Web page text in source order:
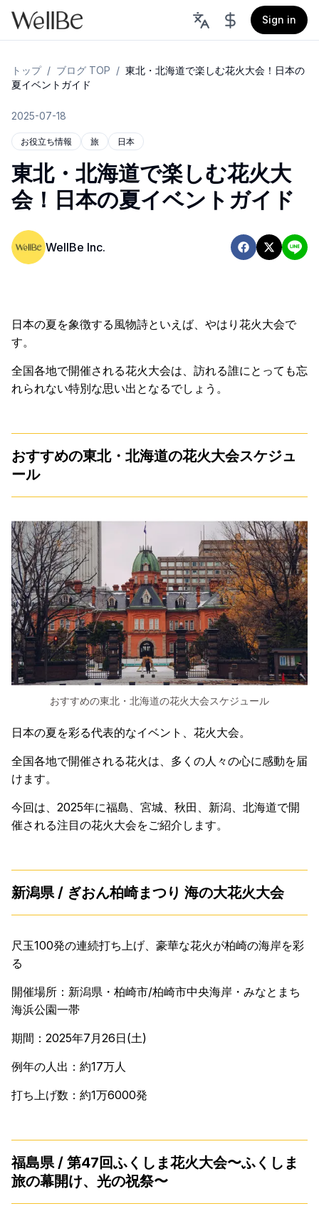
Sign in
トップ / ブログ TOP / 東北・北海道で楽しむ花火大会！日本の
夏イベントガイド
2025-07-18
お役立ち情報 旅 日本
東北・北海道で楽しむ花火大
会！日本の夏イベントガイド
WellBe Inc.
日本の夏を象徴する風物詩といえば、やはり花火大会で
す。
全国各地で開催される花火大会は、訪れる誰にとっても忘
れられない特別な思い出となるでしょう。
おすすめの東北・北海道の花火大会スケジュ
ール
おすすめの東北・北海道の花火大会スケジュール
日本の夏を彩る代表的なイベント、花火大会。
全国各地で開催される花火は、多くの人々の心に感動を届
けます。
今回は、2025年に福島、宮城、秋田、新潟、北海道で開
催される注目の花火大会をご紹介します。
新潟県 / ぎおん柏崎まつり 海の大花火大会
尺玉100発の連続打ち上げ、豪華な花火が柏崎の海岸を彩
る
開催場所：新潟県・柏崎市/柏崎市中央海岸・みなとまち
海浜公園一帯
期間：2025年7月26日(土)
例年の人出：約17万人
打ち上げ数：約1万6000発
福島県 / 第47回ふくしま花火大会〜ふくしま
旅の幕開け、光の祝祭〜